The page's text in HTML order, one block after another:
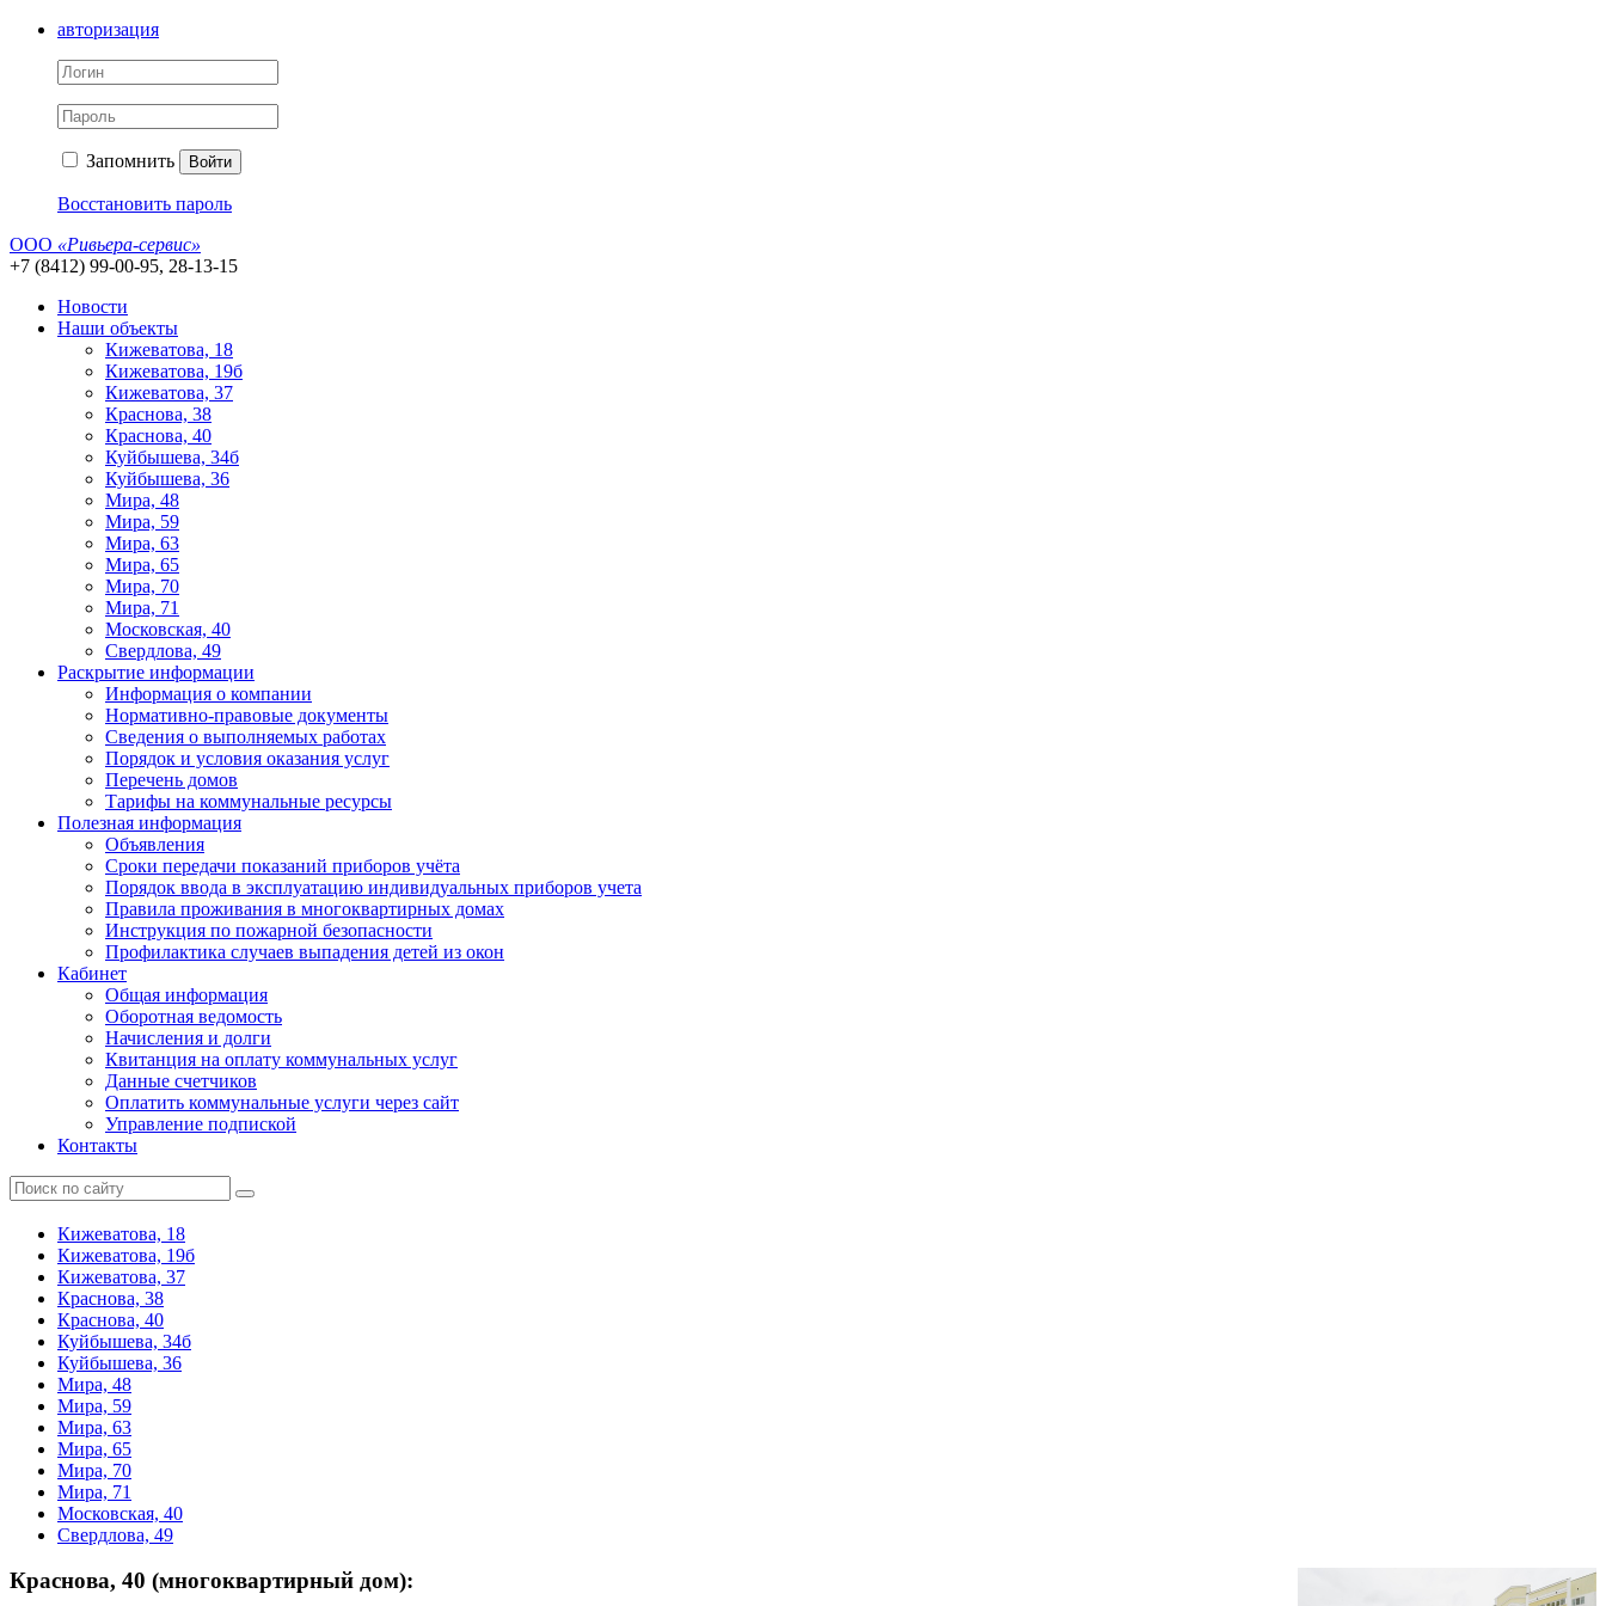
авторизация
Запомнить Войти
Восстановить пароль
ООО «Ривьера-сервис»
+7 (8412) 99-00-95, 28-13-15
Новости
Наши объекты
Кижеватова, 18
Кижеватова, 19б
Кижеватова, 37
Краснова, 38
Краснова, 40
Куйбышева, 34б
Куйбышева, 36
Мира, 48
Мира, 59
Мира, 63
Мира, 65
Мира, 70
Мира, 71
Московская, 40
Свердлова, 49
Раскрытие информации
Информация о компании
Нормативно-правовые документы
Сведения о выполняемых работах
Порядок и условия оказания услуг
Перечень домов
Тарифы на коммунальные ресурсы
Полезная информация
Объявления
Сроки передачи показаний приборов учёта
Порядок ввода в эксплуатацию индивидуальных приборов учета
Правила проживания в многоквартирных домах
Инструкция по пожарной безопасности
Профилактика случаев выпадения детей из окон
Кабинет
Общая информация
Оборотная ведомость
Начисления и долги
Квитанция на оплату коммунальных услуг
Данные счетчиков
Оплатить коммунальные услуги через сайт
Управление подпиской
Контакты
Кижеватова, 18
Кижеватова, 19б
Кижеватова, 37
Краснова, 38
Краснова, 40
Куйбышева, 34б
Куйбышева, 36
Мира, 48
Мира, 59
Мира, 63
Мира, 65
Мира, 70
Мира, 71
Московская, 40
Свердлова, 49
Краснова, 40 (многоквартирный дом):